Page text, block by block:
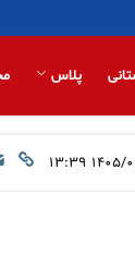
پلاس
۰۹ ۱۳:۳۹